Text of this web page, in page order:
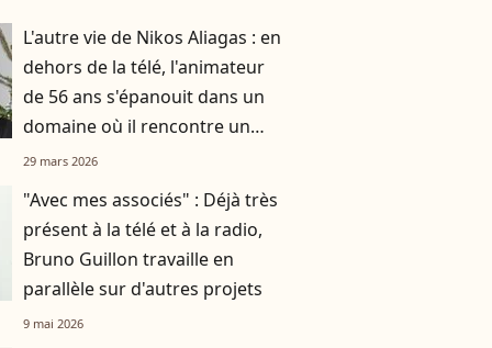
L'autre vie de Nikos Aliagas : en
dehors de la télé, l'animateur
de 56 ans s'épanouit dans un
domaine où il rencontre un
grand succès
29 mars 2026
"Avec mes associés" : Déjà très
présent à la télé et à la radio,
Bruno Guillon travaille en
parallèle sur d'autres projets
9 mai 2026